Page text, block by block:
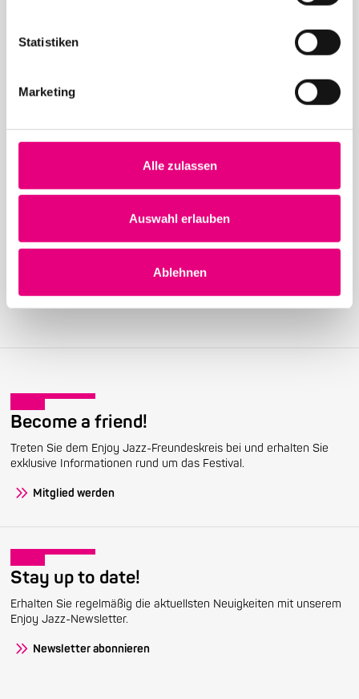
Statistiken
Marketing
Alle zulassen
Auswahl erlauben
Ablehnen
28. Enjoy Jazz Festival – Eröffnung mit Souad
Massi feat. Youssoupha – Vorverkauf beginnt
24. April 2026
28. Enjoy Jazz Festival – Weltstar Gregory Porter
Become a friend!
Treten Sie dem Enjoy Jazz-Freundeskreis bei und erhalten Sie
exklusive Informationen rund um das Festival.
Mitglied werden
Stay up to date!
Erhalten Sie regelmäßig die aktuellsten Neuigkeiten mit unserem
Enjoy Jazz-Newsletter.
Newsletter abonnieren